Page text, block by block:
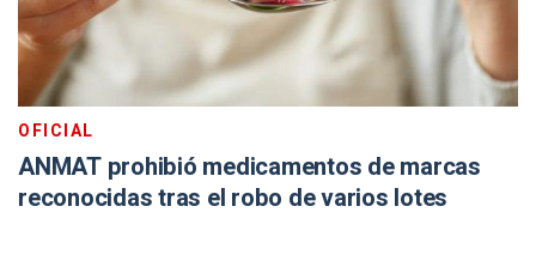
OFICIAL
ANMAT prohibió medicamentos de marcas
reconocidas tras el robo de varios lotes